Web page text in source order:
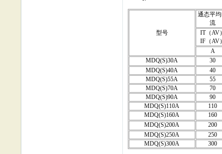
型号
通态平
流
IT（AV
IF（AV
A
MDQ(S)30A
30
MDQ(S)40A
40
MDQ(S)55A
55
MDQ(S)70A
70
MDQ(S)90A
90
MDQ(S)110A
110
MDQ(S)160A
160
MDQ(S)200A
200
MDQ(S)250A
250
MDQ(S)300A
300